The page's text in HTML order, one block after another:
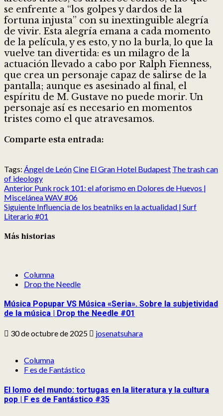
se enfrente a “los golpes y dardos de la
fortuna injusta” con su inextinguible alegría
de vivir. Esta alegría emana a cada momento
de la película, y es esto, y no la burla, lo que la
vuelve tan divertida: es un milagro de la
actuación llevado a cabo por Ralph Fienness,
que crea un personaje capaz de salirse de la
pantalla; aunque es asesinado al final, el
espíritu de M. Gustave no puede morir. Un
personaje así es necesario en momentos
tristes como el que atravesamos.
Comparte esta entrada:
en
X
(Twitter)
en
Facebook
en
Reddit
en
en en
Tags: Ángel de LeónCine El Gran Hotel Budapest The trash can
of ideology
Post
navigation
Anterior Punk rock 101: el aforismo en Dolores de Huevos |
Miscelánea WAV #06
Siguiente Influencia de los beatniks en la actualidad | Surf
Literario #01
Más historias
Columna
Drop the Needle
Música Popupar VS Música «Seria». Sobre la subjetividad
de la música | Drop the Needle #01
30 de octubre de 2025 josenatsuhara
Columna
F es de Fantástico
El lomo del mundo: tortugas en la literatura y la cultura
pop | F es de Fantástico #35